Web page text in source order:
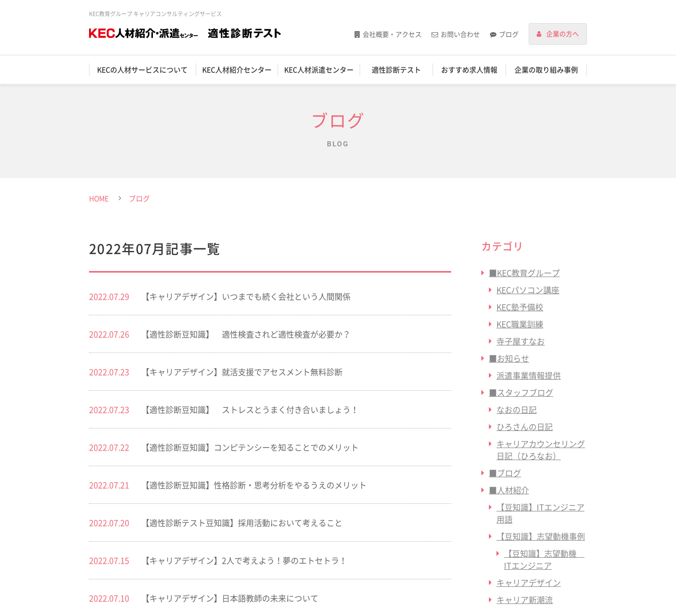
KEC教育グループ キャリアコンサルティングサービス
会社概要・アクセス お問い合わせ ブログ 企業の方へ
KECの人材サービスについて KEC人材紹介センター KEC人材派遣センター 適性診断テスト おすすめ求人情報 企業の取り組み事例
ブログ
BLOG
HOME ブログ
2022年07月記事一覧
2022.07.29 【キャリアデザイン】いつまでも続く会社という人間関係
2022.07.26 【適性診断豆知識】 適性検査されど適性検査が必要か？
2022.07.23 【キャリアデザイン】就活支援でアセスメント無料診断
2022.07.23 【適性診断豆知識】 ストレスとうまく付き合いましょう！
2022.07.22 【適性診断豆知識】コンピテンシーを知ることでのメリット
2022.07.21 【適性診断豆知識】性格診断・思考分析をやるうえのメリット
2022.07.20 【適性診断テスト豆知識】採用活動において考えること
2022.07.15 【キャリアデザイン】2人で考えよう！夢のエトセトラ！
2022.07.10 【キャリアデザイン】日本語教師の未来について
カテゴリ
■KEC教育グループ
KECパソコン講座
KEC塾予備校
KEC職業訓練
寺子屋すなお
■お知らせ
派遣事業情報提供
■スタッフブログ
なおの日記
ひろさんの日記
キャリアカウンセリング
日記（ひろなお）
■ブログ
■人材紹介
【豆知識】ITエンジニア
用語
【豆知識】志望動機事例
【豆知識】志望動機
ITエンジニア
キャリアデザイン
キャリア新潮流